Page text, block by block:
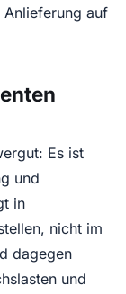
auf
Es ist
und
in
nicht im
dagegen
und